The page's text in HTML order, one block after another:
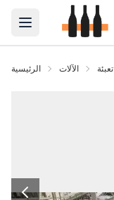
Open main menu
الرئيسية الآلات تعبئة